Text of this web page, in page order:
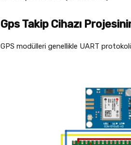
Gps Takip Cihazı
GPS modülleri genellikle UART